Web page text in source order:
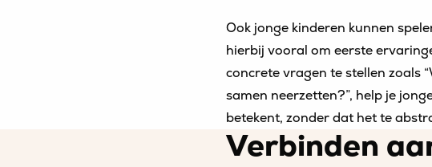
Ook jonge kinderen kunnen
hierbij vooral om eerste
concrete vragen te stellen zoals
samen neerzetten?”, help je
betekent, zonder dat het te
Verbinden